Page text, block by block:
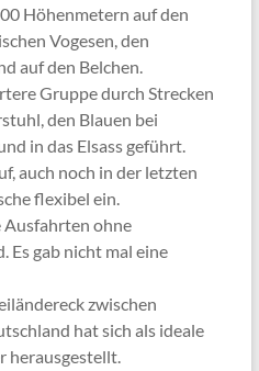
Höhenmetern auf den
Vogesen, den
auf den Belchen.
Gruppe durch Strecken
den Blauen bei
in das Elsass geführt.
auch noch in der letzten
flexibel ein.
Ausfahrten ohne
Es gab nicht mal eine
zwischen
hat sich als ideale
herausgestellt.